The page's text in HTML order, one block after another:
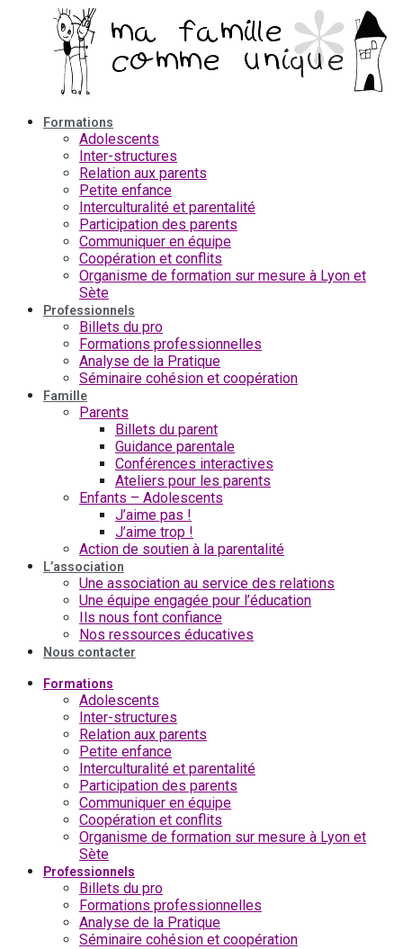
contenu
Formations
Adolescents
Inter-structures
Relation aux parents
Petite enfance
Interculturalité et parentalité
Participation des parents
Communiquer en équipe
Coopération et conflits
Organisme de formation sur mesure à Lyon et
Sète
Professionnels
Billets du pro
Formations professionnelles
Analyse de la Pratique
Séminaire cohésion et coopération
Famille
Parents
Billets du parent
Guidance parentale
Conférences interactives
Ateliers pour les parents
Enfants – Adolescents
J’aime pas !
J’aime trop !
Action de soutien à la parentalité
L’association
Une association au service des relations
Une équipe engagée pour l’éducation
Ils nous font confiance
Nos ressources éducatives
Nous contacter
Formations
Adolescents
Inter-structures
Relation aux parents
Petite enfance
Interculturalité et parentalité
Participation des parents
Communiquer en équipe
Coopération et conflits
Organisme de formation sur mesure à Lyon et
Sète
Professionnels
Billets du pro
Formations professionnelles
Analyse de la Pratique
Séminaire cohésion et coopération